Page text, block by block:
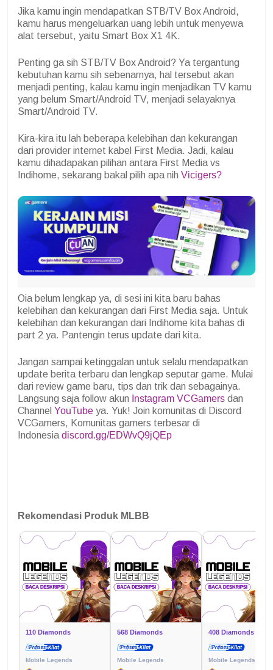
Jika kamu ingin mendapatkan STB/TV Box Android,
kamu harus mengeluarkan uang lebih untuk menyewa
alat tersebut, yaitu Smart Box X1 4K.
Penting ga sih STB/TV Box Android? Ya tergantung
kebutuhan kamu sih sebenarnya, hal tersebut akan
menjadi penting, kalau kamu ingin menjadikan TV kamu
yang belum Smart/Android TV, menjadi selayaknya
Smart/Android TV.
Kira-kira itu lah beberapa kelebihan dan kekurangan
dari provider internet kabel First Media. Jadi, kalau
kamu dihadapakan pilihan antara First Media vs
Indihome, sekarang bakal pilih apa nih Vicigers?
Oia belum lengkap ya, di sesi ini kita baru bahas
kelebihan dan kekurangan dari First Media saja. Untuk
kelebihan dan kekurangan dari Indihome kita bahas di
part 2 ya. Pantengin terus update dari kita.
Jangan sampai ketinggalan untuk selalu mendapatkan
update berita terbaru dan lengkap seputar game. Mulai
dari review game baru, tips dan trik dan sebagainya.
Langsung saja follow akun Instagram VCGamers dan
Channel YouTube ya. Yuk! Join komunitas di Discord
VCGamers, Komunitas gamers terbesar di
Indonesia discord.gg/EDWvQ9jQEp
Rekomendasi Produk MLBB
110 Diamonds
Mobile Legends
568 Diamonds
Mobile Legends
408 Diamonds
Mobile Legends